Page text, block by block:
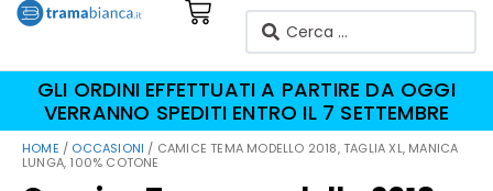
GLI ORDINI EFFETTUATI A PARTIRE DA OGGI
VERRANNO SPEDITI ENTRO IL 7 SETTEMBRE
HOME / OCCASIONI / CAMICE TEMA MODELLO 2018, TAGLIA XL, MANICA
LUNGA, 100% COTONE